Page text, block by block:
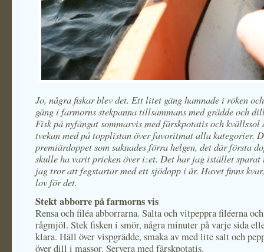
Jo, några fiskar blev det. Ett litet gäng hamnade i röken
gäng i farmorns stekpanna tillsammans med grädde och
Fisk på nyfångat sommarvis med färskpotatis och kvällssol
tvekan med på topplistan över favoritmat alla kategorier.
premiärdoppet som saknades förra helgen, det där första
skulle ha varit pricken över i:et. Det har jag istället
jag tror att fegstartar med ett sjödopp i år. Havet finns
lov för det.
Stekt abborre på farmorns vis
Rensa och filéa abborrarna. Salta och vitpeppra filéerna
rågmjöl. Stek fisken i smör, några minuter på varje sida
klara. Häll över vispgrädde, smaka av med lite salt och
över dill i massor. Servera med färskpotatis.